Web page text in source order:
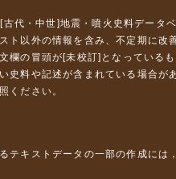
[古代・中世]地震・噴火史料データ
ト以外の情報を含み、不定期に改
欄の冒頭が[未校訂]となっている
史料や記述が含まれている場合が
ください。
テキストデータの一部の作成には